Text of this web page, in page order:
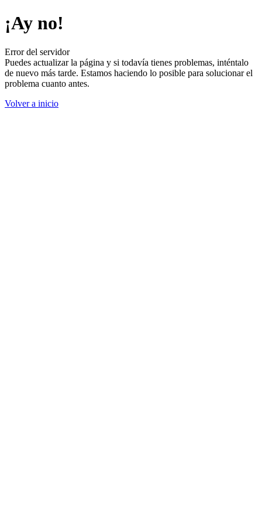
¡Ay no!
Error del servidor
Puedes actualizar la página y si todavía tienes problemas, inténtalo
de nuevo más tarde. Estamos haciendo lo posible para solucionar el
problema cuanto antes.
Volver a inicio